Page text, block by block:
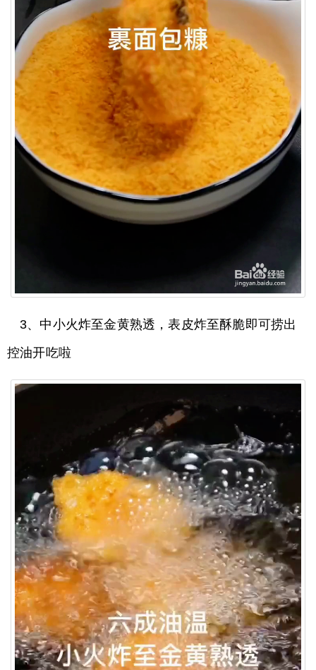
3、中小火炸至金黄熟透，表皮炸至酥脆即可捞出
控油开吃啦